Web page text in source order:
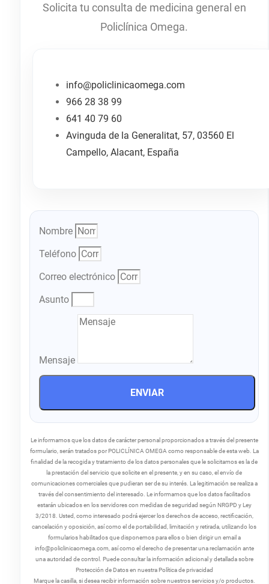
Solicita tu consulta de medicina general en
Policlínica Omega.
info@policlinicaomega.com
966 28 38 99
641 40 79 60
Avinguda de la Generalitat, 57, 03560 El
Campello, Alacant, España
Nombre
Teléfono
Correo electrónico
Asunto
Mensaje
ENVIAR
Le informamos que los datos de carácter personal proporcionados a través del presente
formulario, serán tratados por POLICLÍNICA OMEGA como responsable de esta web. La
finalidad de la recogida y tratamiento de los datos personales que le solicitamos es la de
la prestación del servicio que solicite en el presente, y en su caso, el envío de
comunicaciones comerciales que pudieran ser de su interés. La legitimación se realiza a
través del consentimiento del interesado. Le informamos que los datos facilitados
estarán ubicados en los servidores con medidas de seguridad según NRGPD y Ley
3/2018. Usted, como interesado podrá ejercer los derechos de acceso, rectificación,
cancelación y oposición, así como el de portabilidad, limitación y retirada, utilizando los
formularios habilitados que disponemos para ellos o bien dirigir un email a
info@policlinicaomega.com, así como el derecho de presentar una reclamación ante
una autoridad de control. Puede consultar la información adicional y detallada sobre
Protección de Datos en nuestra Política de privacidad
Marque la casilla, si desea recibir información sobre nuestros servicios y/o productos.